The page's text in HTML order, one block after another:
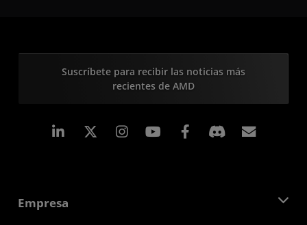
Suscríbete para recibir las noticias más
recientes de AMD
LinkedIn Instagram Facebook
Empresa